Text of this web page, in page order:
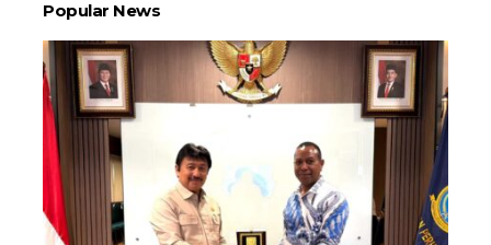
Popular News